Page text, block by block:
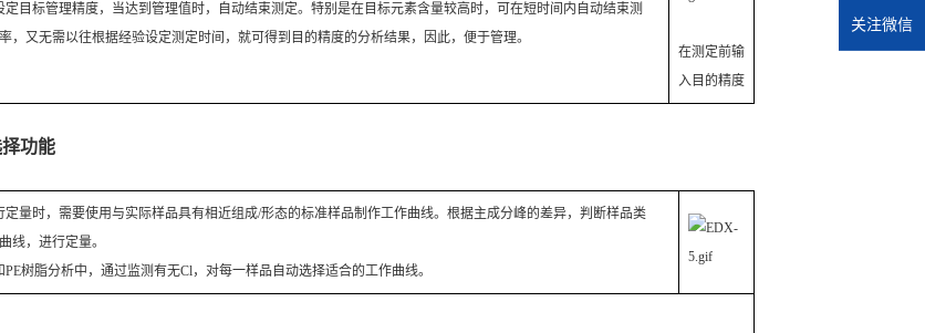
定目标管理精度，当达到管理值时，自动结束测定。特别是在目标元素含量较高时，可在短时间内自动结束测
，又无需以往根据经验设定测定时间，就可得到目的精度的分析结果，因此，便于管理。
在测定前输
入目的精度
功能
定量时，需要使用与实际样品具有相近组成/形态的标准样品制作工作曲线。根据主成分峰的差异，判断样品类
线，进行定量。
树脂分析中，通过监测有无Cl，对每一样品自动选择适合的工作曲线。
关注微信